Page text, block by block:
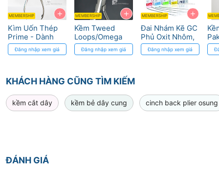
+
MEMBERSHIP
Kìm Uốn Thép
Prime - Dành
cho Chỉnh Nha
Đăng nhập xem giá
+
MEMBERSHIP
Kềm Tweed
Loops/Omega
Cao Cấp - Thép
Đức, Độ Chính
Đăng nhập xem giá
+
MEMBERSHIP
Đai Nhám Kẽ GC
Phủ Oxit Nhôm,
Linh Hoạt, Tái Sử
Dụng
Đăng nhập xem giá
KHÁCH HÀNG CŨNG TÌM KIẾM
kềm cắt dây kềm bẻ dây cung cinch back plier osung
ĐÁNH GIÁ